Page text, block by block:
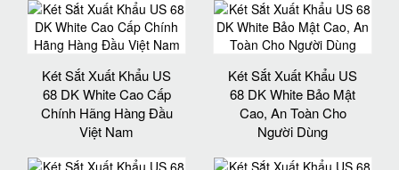
Két Sắt Xuất Khẩu US
68 DK White Cao Cấp
Chính Hãng Hàng Đầu
Việt Nam
Két Sắt Xuất Khẩu US
68 DK White Bảo Mật
Cao, An Toàn Cho
Người Dùng